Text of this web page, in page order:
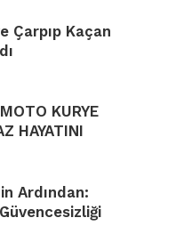
Çarpıp Kaçan
KURYE
HAYATINI
Ardından:
Güvencesizliği